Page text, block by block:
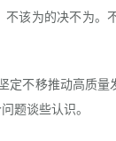
为的决不为。
不移推动高质量
题谈些认识。